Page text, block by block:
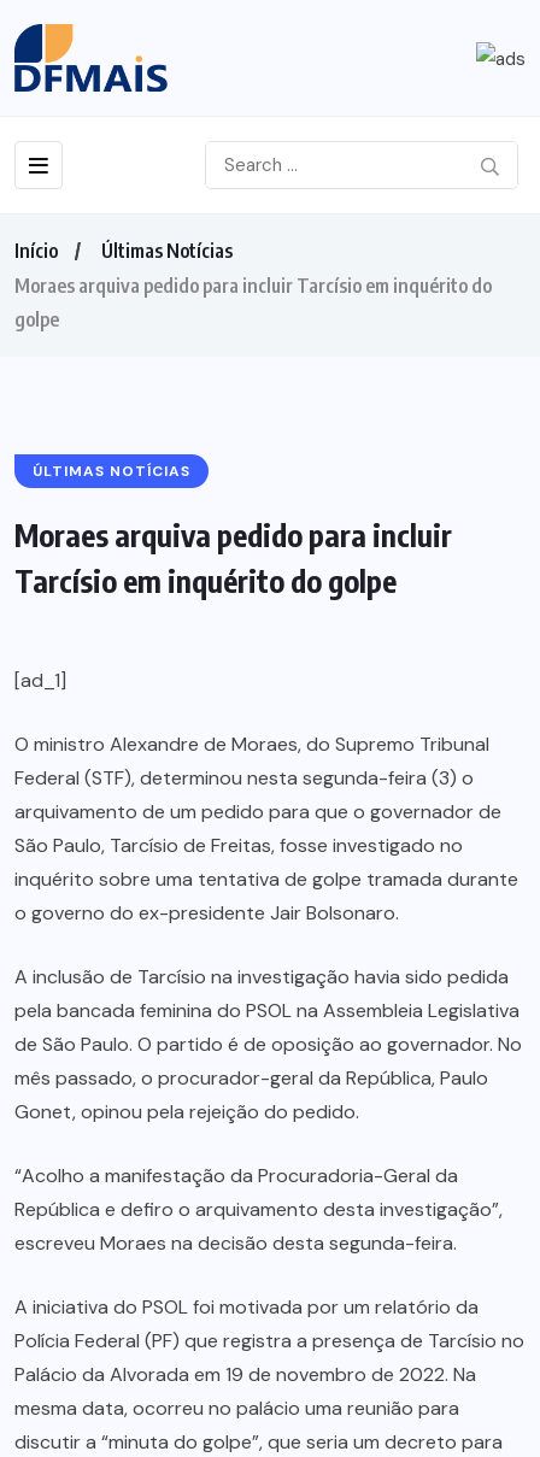
Início
Últimas Notícias
Moraes arquiva pedido para incluir Tarcísio em inquérito do
golpe
ÚLTIMAS NOTÍCIAS
Moraes arquiva pedido para incluir
Tarcísio em inquérito do golpe
[ad_1]
O ministro Alexandre de Moraes, do Supremo Tribunal
Federal (STF), determinou nesta segunda-feira (3) o
arquivamento de um pedido para que o governador de
São Paulo, Tarcísio de Freitas, fosse investigado no
inquérito sobre uma tentativa de golpe tramada durante
o governo do ex-presidente Jair Bolsonaro.
A inclusão de Tarcísio na investigação havia sido pedida
pela bancada feminina do PSOL na Assembleia Legislativa
de São Paulo. O partido é de oposição ao governador. No
mês passado, o procurador-geral da República, Paulo
Gonet, opinou pela rejeição do pedido.
“Acolho a manifestação da Procuradoria-Geral da
República e defiro o arquivamento desta investigação”,
escreveu Moraes na decisão desta segunda-feira.
A iniciativa do PSOL foi motivada por um relatório da
Polícia Federal (PF) que registra a presença de Tarcísio no
Palácio da Alvorada em 19 de novembro de 2022. Na
mesma data, ocorreu no palácio uma reunião para
discutir a “minuta do golpe”, que seria um decreto para